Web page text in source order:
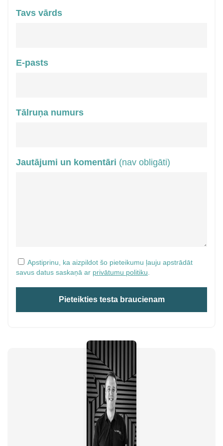
Tavs vārds
E-pasts
Tālruņa numurs
Jautājumi un komentāri (nav obligāti)
Apstiprinu, ka aizpildot šo pieteikumu ļauju apstrādāt
savus datus saskaņā ar privātumu politiku.